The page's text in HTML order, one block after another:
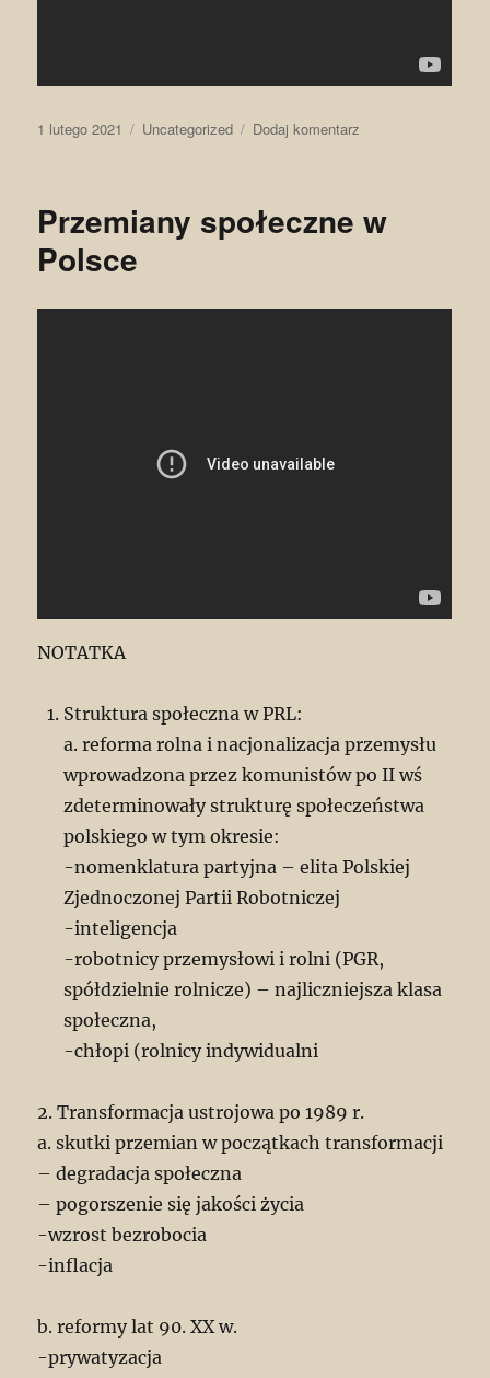
Data
1 lutego 2021 Kategorie
Uncategorized Dodaj komentarz
władza”
Przemiany społeczne w
Polsce
NOTATKA
Struktura społeczna w PRL:
a. reforma rolna i nacjonalizacja przemysłu
wprowadzona przez komunistów po II wś
zdeterminowały strukturę społeczeństwa
polskiego w tym okresie:
-nomenklatura partyjna – elita Polskiej
Zjednoczonej Partii Robotniczej
-inteligencja
-robotnicy przemysłowi i rolni (PGR,
spółdzielnie rolnicze) – najliczniejsza klasa
społeczna,
-chłopi (rolnicy indywidualni
2. Transformacja ustrojowa po 1989 r.
a. skutki przemian w początkach transformacji
– degradacja społeczna
– pogorszenie się jakości życia
-wzrost bezrobocia
-inflacja
b. reformy lat 90. XX w.
-prywatyzacja